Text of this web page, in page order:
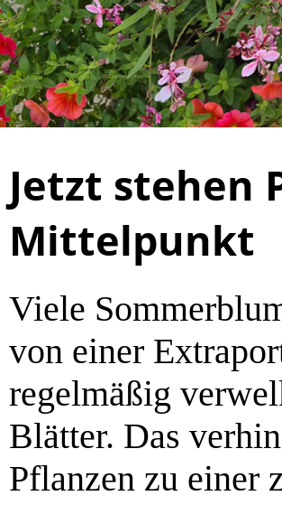
Jetzt stehen
Mittelpunkt
Viele
von einer
regelmäßig
Blätter. Das
Pflanzen zu einer